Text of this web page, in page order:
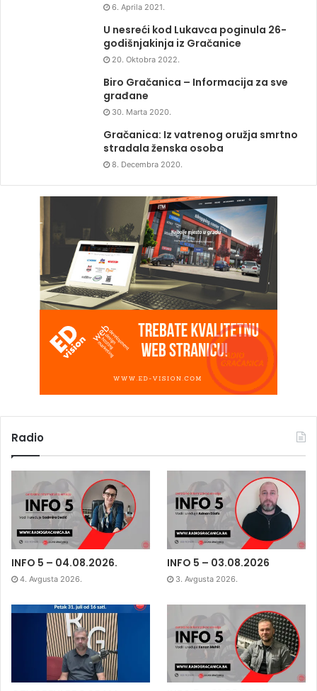
6. Aprila 2021.
U nesreći kod Lukavca poginula 26-
godišnjakinja iz Gračanice
20. Oktobra 2022.
Biro Gračanica – Informacija za sve
građane
30. Marta 2020.
Gračanica: Iz vatrenog oružja smrtno
stradala ženska osoba
8. Decembra 2020.
Radio
INFO 5 – 04.08.2026.
4. Avgusta 2026.
INFO 5 – 03.08.2026
3. Avgusta 2026.